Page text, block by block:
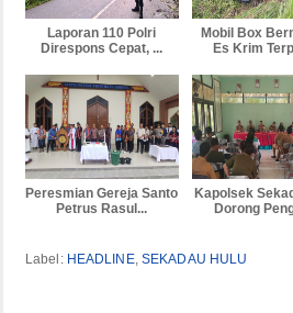
Laporan 110 Polri
Direspons Cepat, ...
Mobil Box
Es Krim
Peresmian Gereja Santo
Petrus Rasul...
Kapolsek
Dorong
Label: HEADLINE, SEKADAU HULU